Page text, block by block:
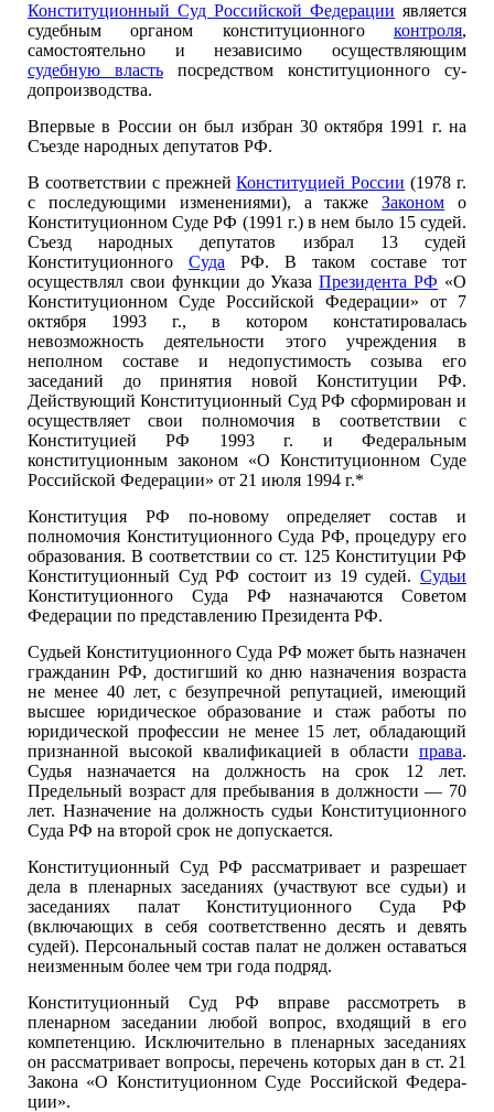
Конституционный Суд Российской Федерации является
судебным органом конституционного контроля,
самостоятельно и независимо осуществляющим
судебную власть посредством конституционного су­
допроизводства.
Впервые в России он был избран 30 октября 1991 г. на
Съезде на­родных депутатов РФ.
В соответствии с прежнейКонституцией России (1978 г.
с после­дующими изменениями), а такжеЗаконом о
Конституционном Суде РФ (1991 г.) в нем было 15 судей.
Съезд народных депутатов избрал 13 судей
Конституционного Суда РФ. В таком составе тот
осуществлял свои функции до УказаПрезидента РФ «О
Конституционном Суде Российской Федерации» от 7
октября 1993 г., в котором констатиро­валась
невозможность деятельности этого учреждения в
неполном со­ставе и недопустимость созыва его
заседаний до принятия новой Кон­ституции РФ.
Действующий Конституционный Суд РФ сформирован и
осуществляет свои полномочия в соответствии с
Конституцией РФ 1993 г. и Федеральным
конституционным законом «О Конституцион­ном Суде
Российской Федерации» от 21 июля 1994 г.*
Конституция РФ по-новому определяет состав и
полномочия Конституционного Суда РФ, процедуру его
образования. В соответ­ствии со ст. 125 Конституции РФ
Конституционный Суд РФ состоит из 19 судей. Судьи
Конституционного Суда РФ назначаются Сове­том
Федерации по представлению Президента РФ.
Судьей Конституционного Суда РФ может быть назначен
гражда­нин РФ, достигший ко дню назначения возраста
не менее 40 лет, с безупречной репутацией, имеющий
высшее юридическое образование и стаж работы по
юридической профессии не менее 15 лет, обладаю­щий
признанной высокой квалификацией в области права.
Судья на­значается на должность на срок 12 лет.
Предельный возраст для пре­бывания в должности — 70
лет. Назначение на должность судьи Кон­ституционного
Суда РФ на второй срок не допускается.
Конституционный Суд РФ рассматривает и разрешает
дела в пле­нарных заседаниях (участвуют все судьи) и
заседаниях палат Консти­туционного Суда РФ
(включающих в себя соответственно десять и де­вять
судей). Персональный состав палат не должен оставаться
неиз­менным более чем три года подряд.
Конституционный Суд РФ вправе рассмотреть в
пленарном засе­дании любой вопрос, входящий в его
компетенцию. Исключительно в пленарных заседаниях
он рассматривает вопросы, перечень которых дан в ст. 21
Закона «О Конституционном Суде Российской Федера­
ции».